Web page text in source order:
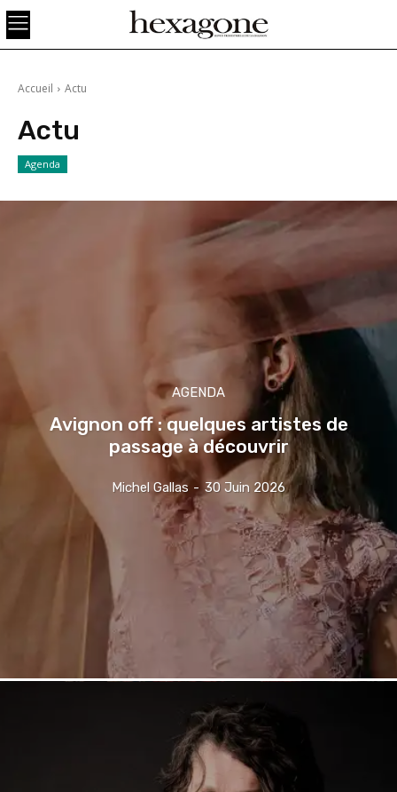
Accueil Actu
Actu
Agenda
AGENDA
Avignon off : quelques artistes de
passage à découvrir
Michel Gallas - 30 Juin 2026